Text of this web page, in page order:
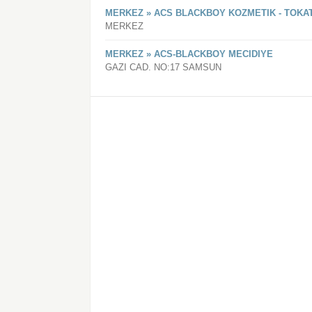
MERKEZ » ACS BLACKBOY KOZMETIK -
MERKEZ
MERKEZ » ACS-BLACKBOY MECIDIYE
GAZI CAD. NO:17 SAMSUN